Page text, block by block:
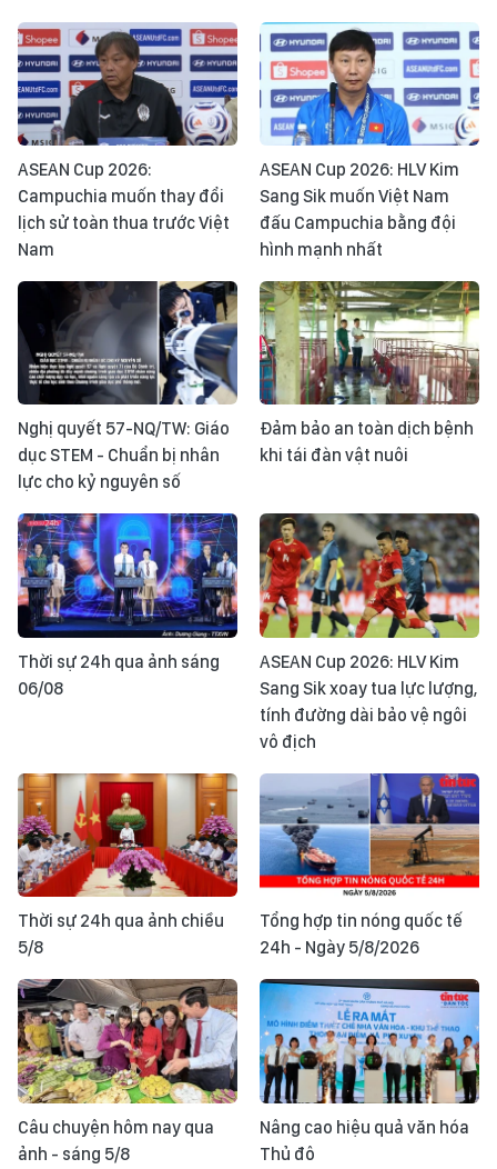
ASEAN Cup 2026:
Campuchia muốn thay đổi
lịch sử toàn thua trước Việt
Nam
ASEAN Cup 2026: HLV Kim
Sang Sik muốn Việt Nam
đấu Campuchia bằng đội
hình mạnh nhất
Nghị quyết 57-NQ/TW: Giáo
dục STEM - Chuẩn bị nhân
lực cho kỷ nguyên số
Đảm bảo an toàn dịch bệnh
khi tái đàn vật nuôi
Thời sự 24h qua ảnh sáng
06/08
ASEAN Cup 2026: HLV Kim
Sang Sik xoay tua lực lượng,
tính đường dài bảo vệ ngôi
vô địch
Thời sự 24h qua ảnh chiều
5/8
Tổng hợp tin nóng quốc tế
24h - Ngày 5/8/2026
Câu chuyện hôm nay qua
ảnh - sáng 5/8
Nâng cao hiệu quả văn hóa
Thủ đô